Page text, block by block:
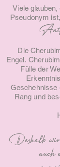
Viele
Pseudonym
Die
Engel.
Fülle der
Geschehnisse
Rang und
Deshalb wird